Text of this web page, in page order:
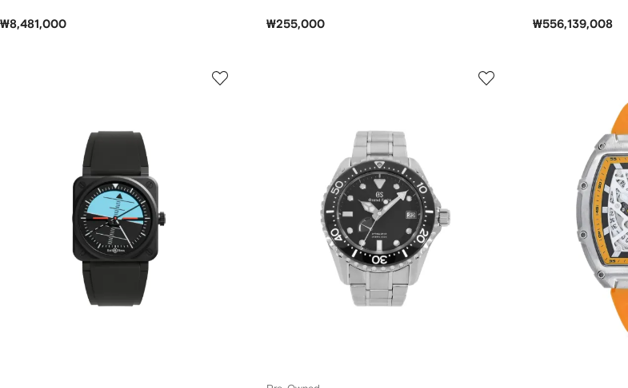
₩8,481,000 ₩255,000 ₩556,139,008